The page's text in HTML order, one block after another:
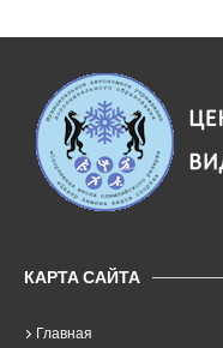
КАРТА САЙТА
Главная